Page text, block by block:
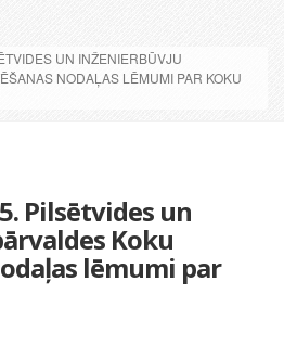
UN INŽENIERBŪVJU
NODAĻAS LĒMUMI PAR KOKU
Pilsētvides un
Koku
lēmumi par